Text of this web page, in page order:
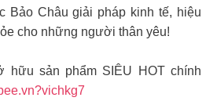
Bảo Châu giải pháp kinh tế, hiệu
cho những người thân yêu!
hữu sản phẩm SIÊU HOT chính